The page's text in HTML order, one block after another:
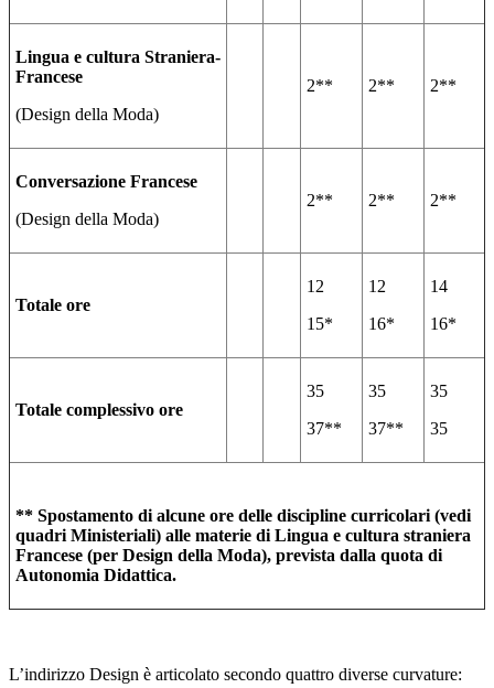
Lingua e cultura Straniera-
Francese
(Design della Moda)
2** 2** 2**
Conversazione Francese
(Design della Moda)
2** 2** 2**
Totale ore
12
15*
12
16*
14
16*
Totale complessivo ore
35
37**
35
37**
35
35
** Spostamento di alcune ore delle discipline curricolari (vedi
quadri Ministeriali) alle materie di Lingua e cultura straniera
Francese (per Design della Moda), prevista dalla quota di
Autonomia Didattica.
L’indirizzo Design è articolato secondo quattro diverse curvature: